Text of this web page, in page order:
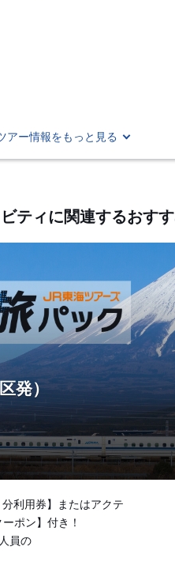
アー情報をもっと見る
ティに関連するおす
発）
利用券】またはアクテ
ポン】付き！
員の